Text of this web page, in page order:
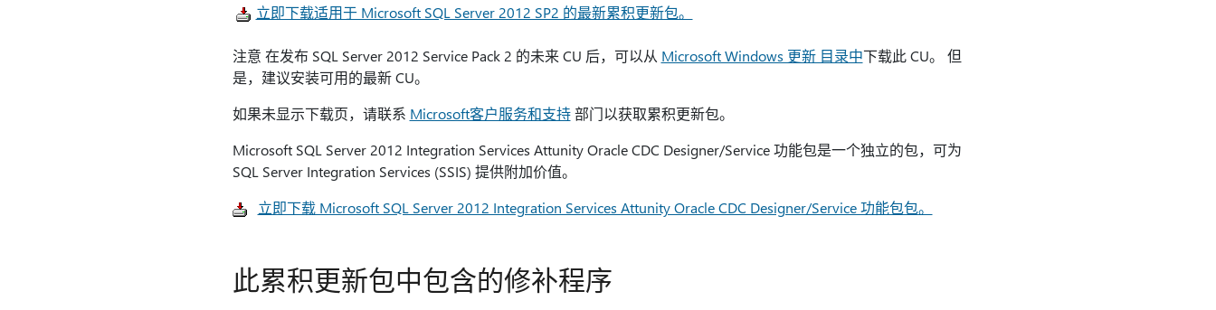
立即下载适用于 Microsoft SQL Server 2012 SP2 的最新累积更新包。
注意 在发布 SQL Server 2012 Service Pack 2 的未来 CU 后，可以从 Microsoft Windows 更新 目录中下载此 CU。 但
是，建议安装可用的最新 CU。
如果未显示下载页，请联系 Microsoft客户服务和支持部门以获取累积更新包。
Microsoft SQL Server 2012 Integration Services Attunity Oracle CDC Designer/Service 功能包是一个独立的包，可为
SQL Server Integration Services (SSIS) 提供附加价值。
立即下载 Microsoft SQL Server 2012 Integration Services Attunity Oracle CDC Designer/Service 功能包包。
此累积更新包中包含的修补程序